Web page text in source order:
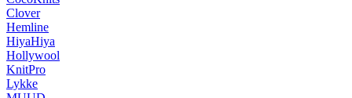
Clover
Hemline
HiyaHiya
Hollywool
KnitPro
Lykke